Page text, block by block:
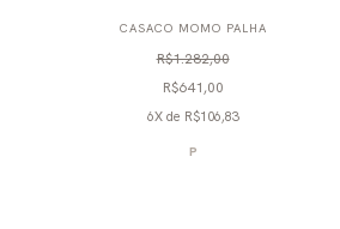
CASACO MOMO PALHA
R$1.282,00
R$641,00
6X de R$106,83
P